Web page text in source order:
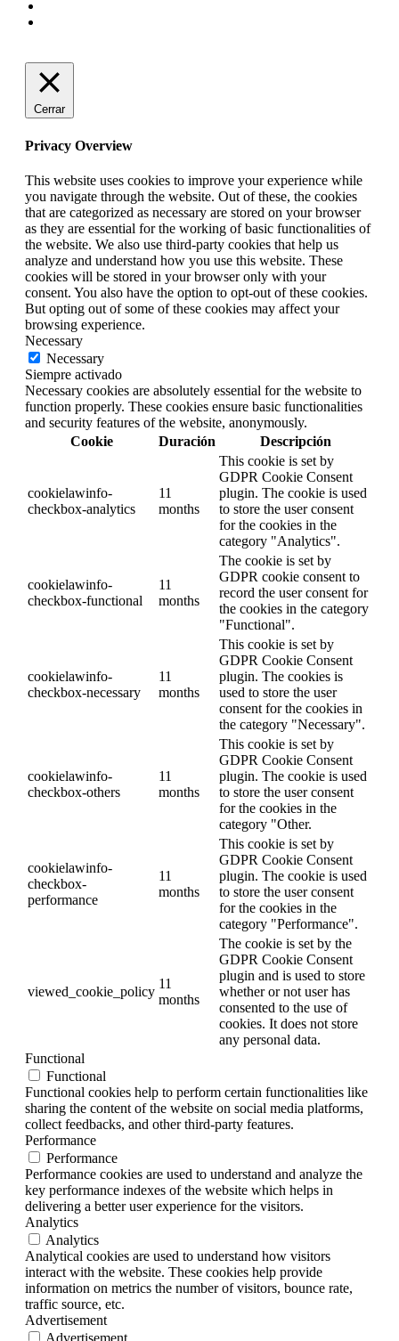
Cerrar
Privacy Overview
This website uses cookies to improve your experience while
you navigate through the website. Out of these, the cookies
that are categorized as necessary are stored on your browser
as they are essential for the working of basic functionalities of
the website. We also use third-party cookies that help us
analyze and understand how you use this website. These
cookies will be stored in your browser only with your
consent. You also have the option to opt-out of these cookies.
But opting out of some of these cookies may affect your
browsing experience.
Necessary
Necessary
Siempre activado
Necessary cookies are absolutely essential for the website to
function properly. These cookies ensure basic functionalities
and security features of the website, anonymously.
Cookie
Duración Descripción
cookielawinfo-
checkbox-analytics
11
months
This cookie is set by
GDPR Cookie Consent
plugin. The cookie is used
to store the user consent
for the cookies in the
category "Analytics".
cookielawinfo-
checkbox-functional
11
months
The cookie is set by
GDPR cookie consent to
record the user consent for
the cookies in the category
"Functional".
cookielawinfo-
checkbox-necessary
11
months
This cookie is set by
GDPR Cookie Consent
plugin. The cookies is
used to store the user
consent for the cookies in
the category "Necessary".
cookielawinfo-
checkbox-others
11
months
This cookie is set by
GDPR Cookie Consent
plugin. The cookie is used
to store the user consent
for the cookies in the
category "Other.
cookielawinfo-
checkbox-
performance
11
months
This cookie is set by
GDPR Cookie Consent
plugin. The cookie is used
to store the user consent
for the cookies in the
category "Performance".
viewed_cookie_policy
11
months
The cookie is set by the
GDPR Cookie Consent
plugin and is used to store
whether or not user has
consented to the use of
cookies. It does not store
any personal data.
Functional
Functional
Functional cookies help to perform certain functionalities like
sharing the content of the website on social media platforms,
collect feedbacks, and other third-party features.
Performance
Performance
Performance cookies are used to understand and analyze the
key performance indexes of the website which helps in
delivering a better user experience for the visitors.
Analytics
Analytics
Analytical cookies are used to understand how visitors
interact with the website. These cookies help provide
information on metrics the number of visitors, bounce rate,
traffic source, etc.
Advertisement
Advertisement